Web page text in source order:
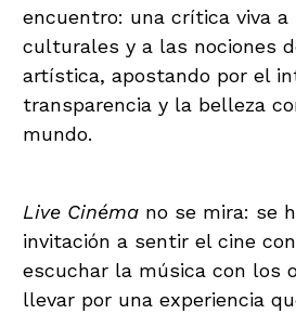
encuentro: una crítica viva
culturales y a las nociones
artística, apostando por el
transparencia y la belleza
mundo.
Live Cinéma no se mira: se
invitación a sentir el cine
escuchar la música con los
llevar por una experiencia